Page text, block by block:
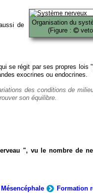
Organisation du
(Figure :
de
se régit par ses propres lois
exocrines ou endocrines.
des conditions de
son équilibre.
", vu le nombre de
Mésencéphale
Formation